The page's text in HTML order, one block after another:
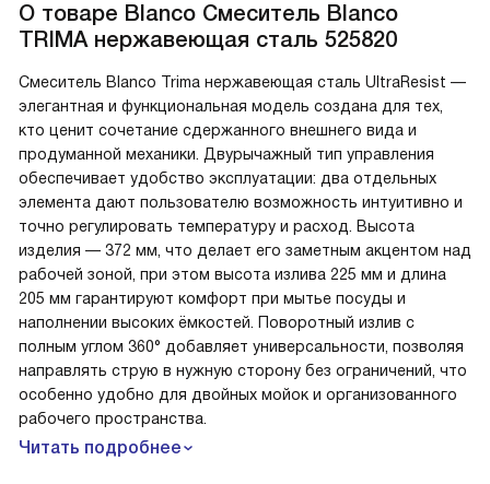
О товаре Blanco Смеситель Blanco
TRIMA нержавеющая сталь 525820
Смеситель Blanco Trima нержавеющая сталь UltraResist —
элегантная и функциональная модель создана для тех,
кто ценит сочетание сдержанного внешнего вида и
продуманной механики. Двурычажный тип управления
обеспечивает удобство эксплуатации: два отдельных
элемента дают пользователю возможность интуитивно и
точно регулировать температуру и расход. Высота
изделия — 372 мм, что делает его заметным акцентом над
рабочей зоной, при этом высота излива 225 мм и длина
205 мм гарантируют комфорт при мытье посуды и
наполнении высоких ёмкостей. Поворотный излив с
полным углом 360° добавляет универсальности, позволяя
направлять струю в нужную сторону без ограничений, что
особенно удобно для двойных мойок и организованного
рабочего пространства.
Читать подробнее